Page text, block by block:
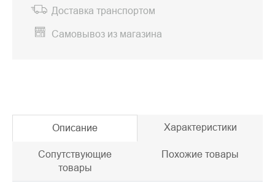
Доставка транспортом
Самовывоз из магазина
Описание Характеристики
Сопутствующие
товары
Похожие товары